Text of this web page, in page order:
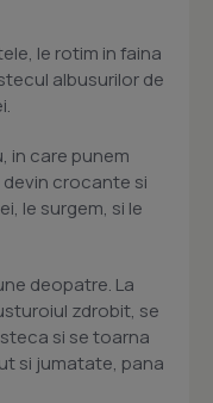
le rotim in faina
albusurilor de
in care punem
crocante si
le surgem, si le
deopatre. La
zdrobit, se
si se toarna
si jumatate, pana